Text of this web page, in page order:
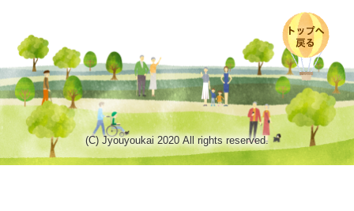
(C) Jyouyoukai 2020 All rights reserved.